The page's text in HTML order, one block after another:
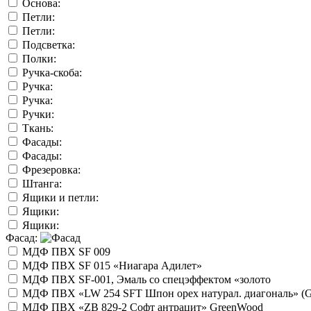
Основа:
Петли:
Петли:
Подсветка:
Полки:
Ручка-скоба:
Ручка:
Ручка:
Ручки:
Ткань:
Фасады:
Фасады:
Фрезеровка:
Штанга:
Ящики и петли:
Ящики:
Ящики:
Фасад:
МДФ ПВХ SF 009
МДФ ПВХ SF 015 «Ниагара Адилет»
МДФ ПВХ SF-001, Эмаль со спецэффектом «золото
МДФ ПВХ «LW 254 SFT Шпон орех натурал. диагональ»
МДФ ПВХ «ZB 829-2 Софт антрацит» GreenWood